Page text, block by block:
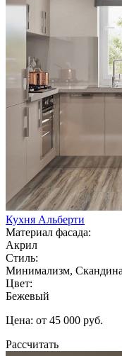
Кухня Альберти
Материал фасада:
Акрил
Стиль:
Минимализм,
Цвет:
Бежевый
Цена: от 45 000 руб.
Рассчитать